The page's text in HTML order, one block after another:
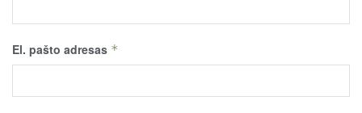
El. pašto adresas *